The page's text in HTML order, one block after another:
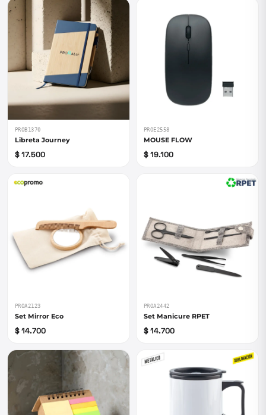
PROB1370
Libreta Journey
$ 17.500
PROE2558
MOUSE FLOW
$ 19.100
PROA2123
Set Mirror Eco
$ 14.700
PROA2442
Set Manicure RPET
$ 14.700